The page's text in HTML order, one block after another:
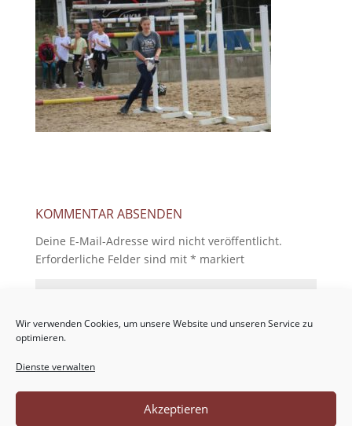
Wir verwenden Cookies, um unsere Website und unseren Service zu
optimieren.
Dienste verwalten
Akzeptieren
KOMMENTAR ABSENDEN
Deine E-Mail-Adresse wird nicht veröffentlicht.
Erforderliche Felder sind mit * markiert